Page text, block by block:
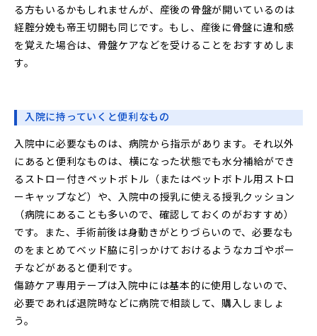
る方もいるかもしれませんが、産後の骨盤が開いているのは
経腟分娩も帝王切開も同じです。もし、産後に骨盤に違和感
を覚えた場合は、骨盤ケアなどを受けることをおすすめしま
す。
入院に持っていくと便利なもの
入院中に必要なものは、病院から指示があります。それ以外
にあると便利なものは、横になった状態でも水分補給ができ
るストロー付きペットボトル（またはペットボトル用ストロ
ーキャップなど）や、入院中の授乳に使える授乳クッション
（病院にあることも多いので、確認しておくのがおすすめ）
です。また、手術前後は身動きがとりづらいので、必要なも
のをまとめてベッド脇に引っかけておけるようなカゴやポー
チなどがあると便利です。
傷跡ケア専用テープは入院中には基本的に使用しないので、
必要であれば退院時などに病院で相談して、購入しましょ
う。